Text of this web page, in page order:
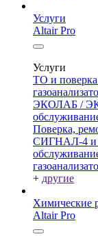
Услуги
Altair Pro
Услуги
ТО и поверка
ЭКОЛАБ /
Поверка,
СИГНАЛ-4
+ другие
Химические
Altair Pro